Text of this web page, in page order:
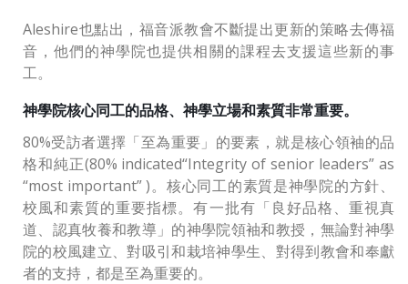
Aleshire也點出，福音派教會不斷提出更新的策略去傳福
音，他們的神學院也提供相關的課程去支援這些新的事
工。
神學院核心同工的品格、神學立場和素質非常重要。
80%受訪者選擇「至為重要」的要素，就是核心領袖的品
格和純正(80% indicated“Integrity of senior leaders” as
“most important” )。核心同工的素質是神學院的方針、
校風和素質的重要指標。有一批有「良好品格、重視真
道、認真牧養和教導」的神學院領袖和教授，無論對神學
院的校風建立、對吸引和栽培神學生、對得到教會和奉獻
者的支持，都是至為重要的。